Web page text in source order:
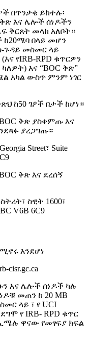
በጥንቃቄ ይከተሉ፡
ቅጽ እና ሌሎች ሰነዶችን
ቅርጸት መላክ አለቦት።
በላይ መሆን
ጉዳይ መስመር ላይ
የIRB-RPD ቁጥርዎን
እና “BOC ቅጽ”
አካል ውስጥ ምንም ነገር
ከ50 ገፆች በታች ከሆነ።
ቅጽ ያስቀምጡ እና
ያረጋግጡ።
Street፣ Suite
ቅጽ እና ደረሰኝ
ስዊት 1600፣
BC V6B 6C9
እንደሆነ
cisr.gc.ca
እና ሌሎች ሰነዶች ካሉ
መጠን ከ 20 MB
ላይ ፣ የ UCI
የ IRB- RPD ቁጥር
ዋናው የመፃፍያ ክፍል